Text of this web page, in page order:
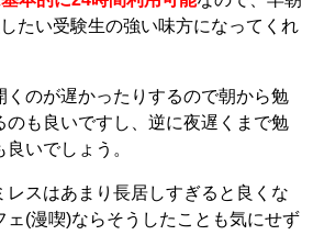
たい受験生の強い味方になってくれ
くのが遅かったりするので朝から勉
のも良いですし、逆に夜遅くまで勉
いでしょう。
レスはあまり長居しすぎると良くな
ェ(漫喫)ならそうしたことも気にせず